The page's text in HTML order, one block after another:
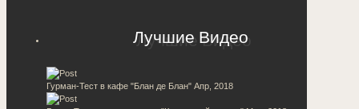
Лучшие Видео
Гурман-Тест в кафе "Блан де Блан" Апр, 2018